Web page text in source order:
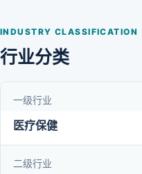
INDUSTRY CLASSIFICATION
行业分类
一级行业
医疗保健
二级行业